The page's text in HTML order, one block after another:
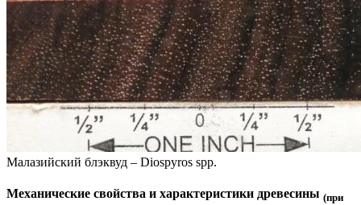
Малазийский блэквуд – Diospyros spp.
Механические свойства и характеристики древесины (при